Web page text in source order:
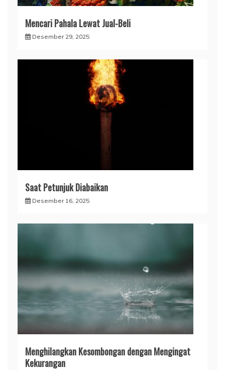
Mencari Pahala Lewat Jual-Beli
Desember 29, 2025
Saat Petunjuk Diabaikan
Desember 16, 2025
Menghilangkan Kesombongan dengan Mengingat
Kekurangan